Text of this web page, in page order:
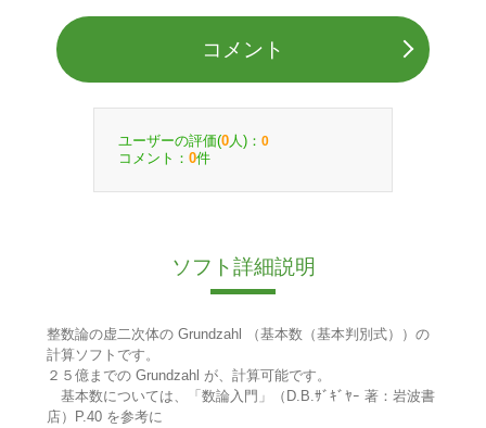
コメント
ユーザーの評価(0 人)： 0
コメント： 0件
ソフト詳細説明
整数論の虚二次体の Grundzahl （基本数（基本判別式））の
計算ソフトです。
２５億までの Grundzahl が、計算可能です。
基本数については、「数論入門」（D.B.ｻﾞｷﾞﾔｰ 著：岩波書
店）P.40 を参考に